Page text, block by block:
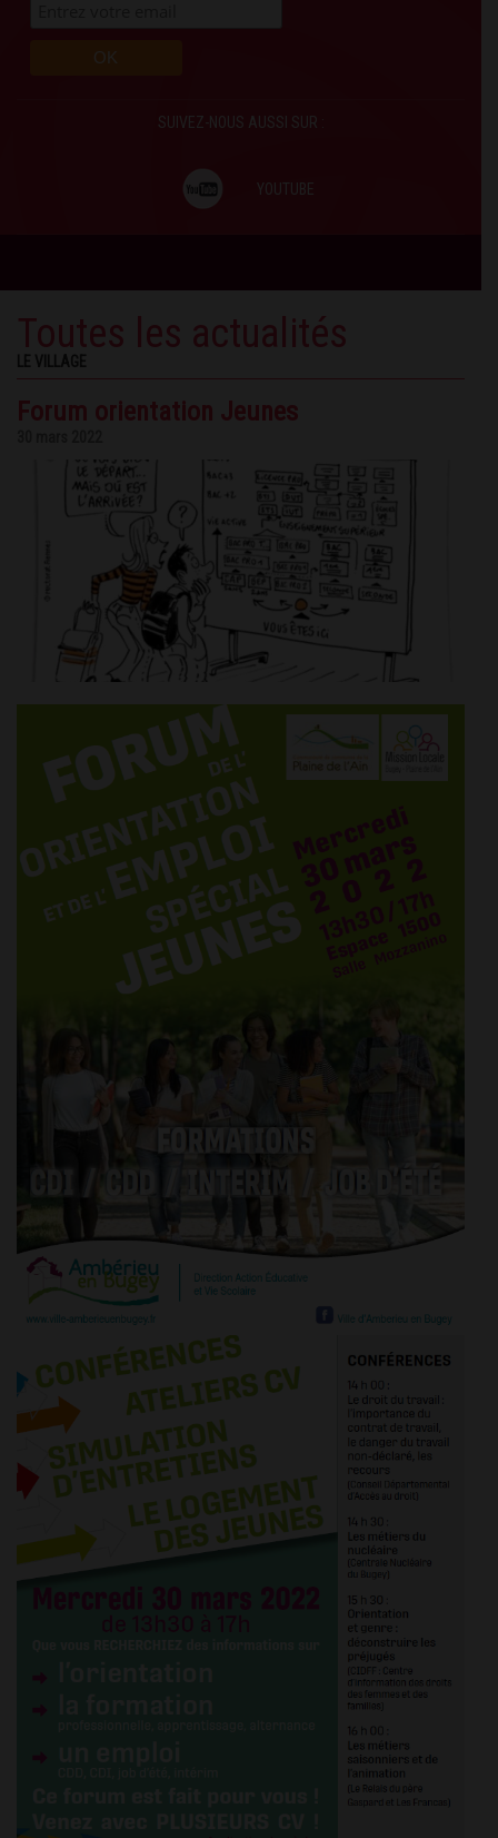
SUIVEZ-NOUS AUSSI SUR :
YOUTUBE
Toutes les actualités
LE VILLAGE
Forum orientation Jeunes